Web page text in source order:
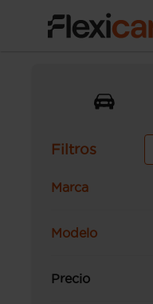
Filtros
Marca
Modelo
Precio